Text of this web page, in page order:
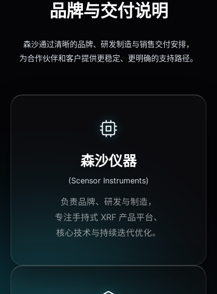
品牌与交付说明
森沙通过清晰的品牌、研发制造与销售交付安排，
为合作伙伴和客户提供更稳定、更明确的支持路径。
森沙仪器
(Scensor Instruments)
负责品牌、研发与制造，
专注手持式 XRF 产品平台、
核心技术与持续迭代优化。